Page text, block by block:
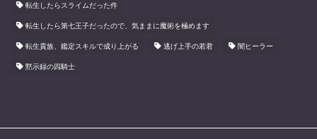
転生したらスライムだった件
転生したら第七王子だったので、気ままに魔術を極めます
転生貴族、鑑定スキルで成り上がる 逃げ上手の若君 闇ヒーラー
黙示録の四騎士